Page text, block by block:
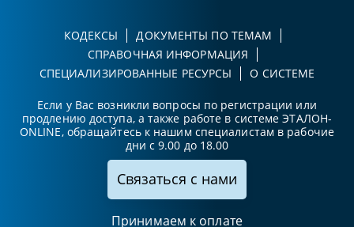
КОДЕКСЫ
ДОКУМЕНТЫ ПО ТЕМАМ
СПРАВОЧНАЯ ИНФОРМАЦИЯ
СПЕЦИАЛИЗИРОВАННЫЕ РЕСУРСЫ
О СИСТЕМЕ
Если у Вас возникли вопросы по регистрации или
продлению доступа, а также работе в системе ЭТАЛОН-
ONLINE, обращайтесь к нашим специалистам в рабочие
дни с 9.00 до 18.00
Связаться с нами
Принимаем к оплате